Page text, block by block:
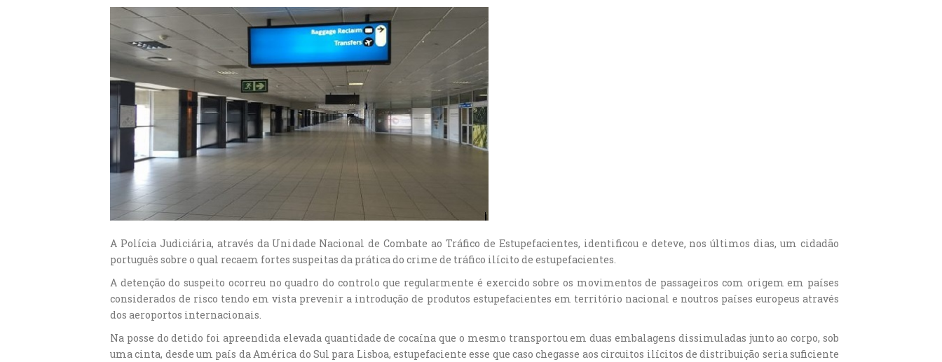
A Polícia Judiciária, através da Unidade Nacional de Combate ao Tráfico de Estupefacientes, identificou e deteve, nos últimos dias, um cidadão
português sobre o qual recaem fortes suspeitas da prática do crime de tráfico ilícito de estupefacientes.
A detenção do suspeito ocorreu no quadro do controlo que regularmente é exercido sobre os movimentos de passageiros com origem em países
considerados de risco tendo em vista prevenir a introdução de produtos estupefacientes em território nacional e noutros países europeus através
dos aeroportos internacionais.
Na posse do detido foi apreendida elevada quantidade de cocaína que o mesmo transportou em duas embalagens dissimuladas junto ao corpo, sob
uma cinta, desde um país da América do Sul para Lisboa, estupefaciente esse que caso chegasse aos circuitos ilícitos de distribuição seria suficiente